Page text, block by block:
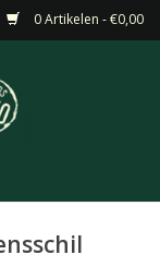
0 Artikelen - €0,00